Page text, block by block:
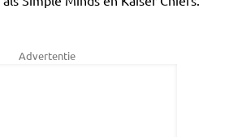
Advertentie